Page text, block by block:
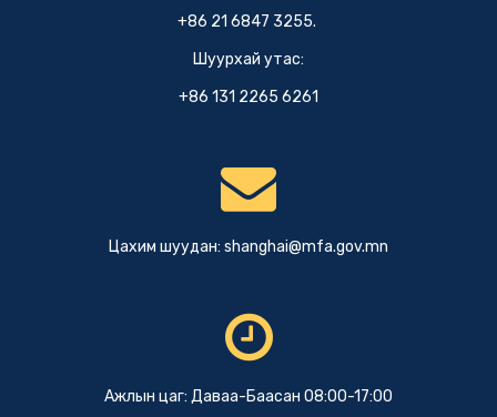
+86 21 6847 3255.
Шуурхай утас:
+86 131 2265 6261
Цахим шуудан: shanghai@mfa.gov.mn
Ажлын цаг: Даваа-Баасан 08:00-17:00